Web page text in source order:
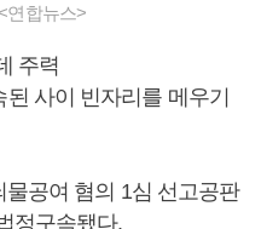
연합뉴스>
주력
사이 빈자리를 메우기
공여 혐의 1심 선고공판
정구속됐다.